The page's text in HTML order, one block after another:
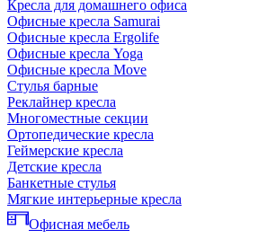
Кресла для домашнего офиса
Офисные кресла Samurai
Офисные кресла Ergolife
Офисные кресла Yoga
Офисные кресла Move
Стулья барные
Реклайнер кресла
Многоместные секции
Ортопедические кресла
Геймерские кресла
Детские кресла
Банкетные стулья
Мягкие интерьерные кресла
Офисная мебель